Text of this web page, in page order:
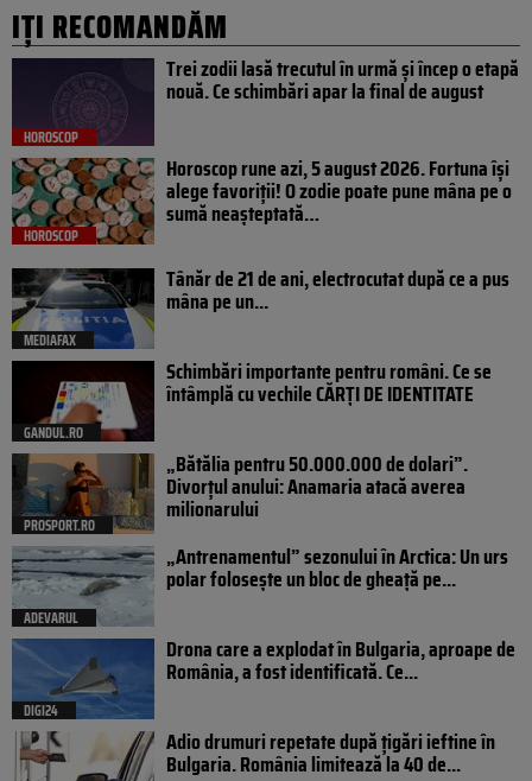
IȚI RECOMANDĂM
HOROSCOP
Trei zodii lasă trecutul în urmă și încep o etapă
nouă. Ce schimbări apar la final de august
HOROSCOP
Horoscop rune azi, 5 august 2026. Fortuna își
alege favoriții! O zodie poate pune mâna pe o
sumă neașteptată…
MEDIAFAX
Tânăr de 21 de ani, electrocutat după ce a pus
mâna pe un...
GANDUL.RO
Schimbări importante pentru români. Ce se
întâmplă cu vechile CĂRȚI DE IDENTITATE
PROSPORT.RO
„Bătălia pentru 50.000.000 de dolari”.
Divorțul anului: Anamaria atacă averea
milionarului
ADEVARUL
„Antrenamentul” sezonului în Arctica: Un urs
polar folosește un bloc de gheață pe...
DIGI24
Drona care a explodat în Bulgaria, aproape de
România, a fost identificată. Ce...
Adio drumuri repetate după țigări ieftine în
Bulgaria. România limitează la 40 de...